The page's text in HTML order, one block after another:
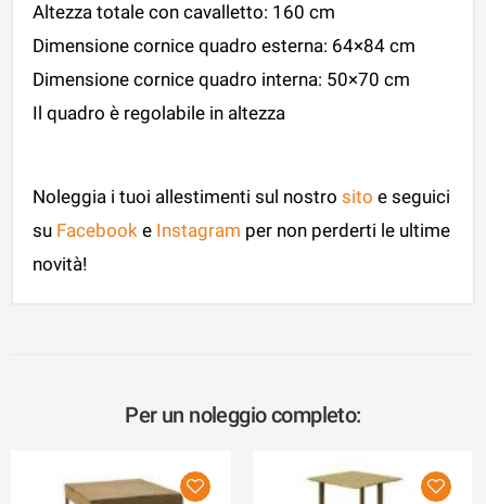
Altezza totale con cavalletto: 160 cm
Dimensione cornice quadro esterna: 64×84 cm
Dimensione cornice quadro interna: 50×70 cm
Il quadro è regolabile in altezza
Noleggia i tuoi allestimenti sul nostro sito e seguici
su Facebook e Instagram per non perderti le ultime
novità!
Per un noleggio completo: